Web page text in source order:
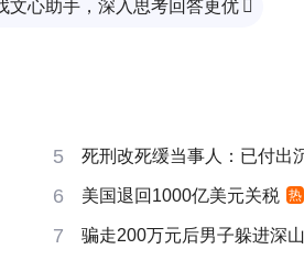
文心助手，深入思考回答更优 
5 死刑改死缓当事人：已付出
6 美国退回1000亿美元关税 热
7 骗走200万元后男子躲进深